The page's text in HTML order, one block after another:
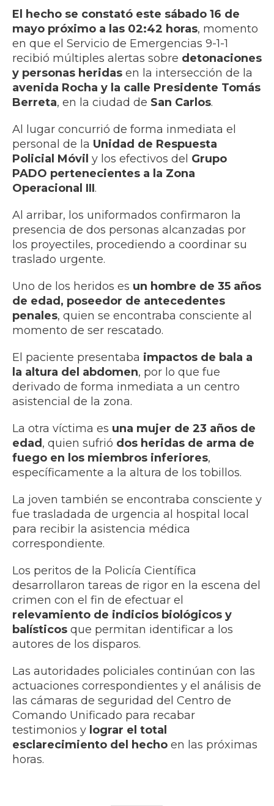
El hecho se constató este sábado 16 de
mayo próximo a las 02:42 horas, momento
en que el Servicio de Emergencias 9-1-1
recibió múltiples alertas sobre detonaciones
y personas heridas en la intersección de la
avenida Rocha y la calle Presidente Tomás
Berreta, en la ciudad de San Carlos.
Al lugar concurrió de forma inmediata el
personal de la Unidad de Respuesta
Policial Móvil y los efectivos del Grupo
PADO pertenecientes a la Zona
Operacional III.
Al arribar, los uniformados confirmaron la
presencia de dos personas alcanzadas por
los proyectiles, procediendo a coordinar su
traslado urgente.
Uno de los heridos es un hombre de 35 años
de edad, poseedor de antecedentes
penales, quien se encontraba consciente al
momento de ser rescatado.
El paciente presentaba impactos de bala a
la altura del abdomen, por lo que fue
derivado de forma inmediata a un centro
asistencial de la zona.
La otra víctima es una mujer de 23 años de
edad, quien sufrió dos heridas de arma de
fuego en los miembros inferiores,
específicamente a la altura de los tobillos.
La joven también se encontraba consciente y
fue trasladada de urgencia al hospital local
para recibir la asistencia médica
correspondiente.
Los peritos de la Policía Científica
desarrollaron tareas de rigor en la escena del
crimen con el fin de efectuar el
relevamiento de indicios biológicos y
balísticos que permitan identificar a los
autores de los disparos.
Las autoridades policiales continúan con las
actuaciones correspondientes y el análisis de
las cámaras de seguridad del Centro de
Comando Unificado para recabar
testimonios y lograr el total
esclarecimiento del hecho en las próximas
horas.